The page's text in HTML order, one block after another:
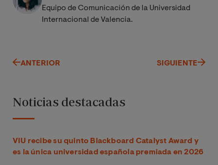
Equipo de Comunicación de la Universidad
Internacional de Valencia.
ANTERIOR SIGUIENTE
Noticias destacadas
VIU recibe su quinto Blackboard Catalyst Award y
es la única universidad española premiada en 2026